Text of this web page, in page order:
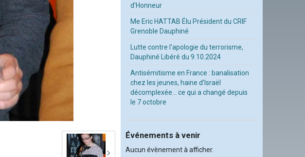
d'Honneur
Me Eric HATTAB Élu Président du CRIF
Grenoble Dauphiné
Lutte contre l'apologie du terrorisme,
Dauphiné Libéré du 9.10.2024
Antisémitisme en France : banalisation
chez les jeunes, haine d’Israël
décomplexée… ce qui a changé depuis
le 7 octobre
Événements à venir
Aucun évènement à afficher.